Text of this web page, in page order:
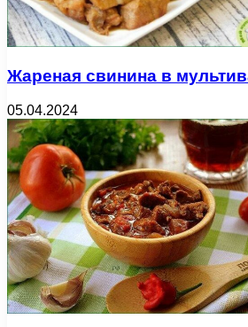
Жареная свинина в
05.04.2024